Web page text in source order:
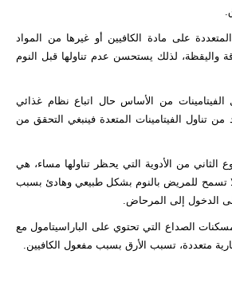
على مادة الكافيين أو ​​غيرها من المواد
واليقظة، لذلك يستحسن عدم تناولها قبل النوم
الفيتامينات من الأساس حال اتباع نظام غذائي
من تناول الفيتامينات المتعدة فينبغي التحقق من
الثاني من الأدوية التي يحظر تناولها مساء، هي
لا تسمح للمريض بالنوم بشكل طبيعي وهادئ بسبب
الدخول إلى المرحاض.
مسكنات الصداع التي تحتوي على الباراسيتامول مع
متعددة، تسبب الأرق بسبب مفعول الكافيين.